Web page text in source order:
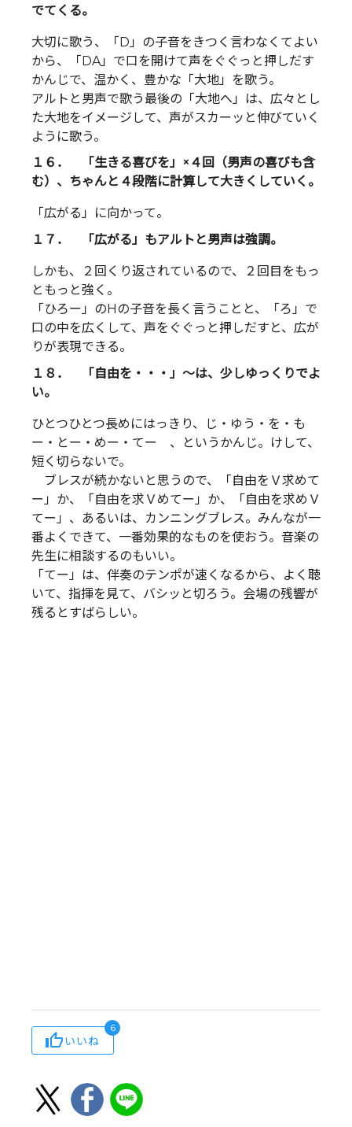
でてくる。
大切に歌う、「D」の子音をきつく言わなくてよい
から、「DA」で口を開けて声をぐぐっと押しだす
かんじで、温かく、豊かな「大地」を歌う。
アルトと男声で歌う最後の「大地へ」は、広々とし
た大地をイメージして、声がスカーッと伸びていく
ように歌う。
１６． 「生きる喜びを」×４回（男声の喜びも含
む）、ちゃんと４段階に計算して大きくしていく。
「広がる」に向かって。
１７． 「広がる」もアルトと男声は強調。
しかも、２回くり返されているので、２回目をもっ
ともっと強く。
「ひろー」のHの子音を長く言うことと、「ろ」で
口の中を広くして、声をぐぐっと押しだすと、広が
りが表現できる。
１８． 「自由を・・・」～は、少しゆっくりでよ
い。
ひとつひとつ長めにはっきり、じ・ゆう・を・も
ー・とー・めー・てー 、というかんじ。けして、
短く切らないで。
ブレスが続かないと思うので、「自由をＶ求めて
ー」か、「自由を求Ｖめてー」か、「自由を求めＶ
てー」、あるいは、カンニングブレス。みんなが一
番よくできて、一番効果的なものを使おう。音楽の
先生に相談するのもいい。
「てー」は、伴奏のテンポが速くなるから、よく聴
いて、指揮を見て、バシッと切ろう。会場の残響が
残るとすばらしい。
いいね
6